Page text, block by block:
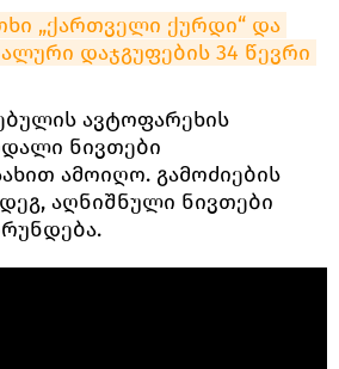
„ქართველი ქურდი“ და
დაჯგუფების 34 წევრი
ავტოფარეხის
ნივთები
ამოიღო. გამოძიების
აღნიშნული ნივთები